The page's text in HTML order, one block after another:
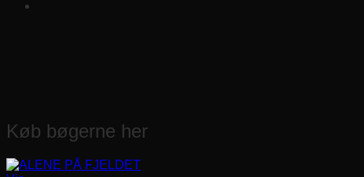
Køb bøgerne her